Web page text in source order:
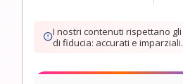
I nostri contenuti rispettano gli
di fiducia: accurati e imparziali.